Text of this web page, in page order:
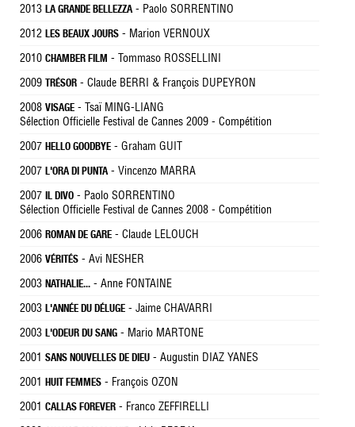
2013
LA GRANDE BELLEZZA- Paolo SORRENTINO
2012
LES BEAUX JOURS - Marion VERNOUX
2010 CHAMBER FILM - Tommaso ROSSELLINI
2009 TRÉSOR - Claude BERRI & François DUPEYRON
2008 VISAGE - Tsaï MING-LIANG
Sélection Officielle Festival de Cannes 2009 - Compétition
2007 HELLO GOODBYE - Graham GUIT
2007
L'ORA DI PUNTA- Vincenzo MARRA
2007
IL DIVO - Paolo SORRENTINO
Sélection Officielle Festival de Cannes 2008 - Compétition
2006 ROMAN DE GARE - Claude LELOUCH
2006 VÉRITÉS - Avi NESHER
2003 NATHALIE... - Anne FONTAINE
2003
L'ANNÉE DU DÉLUGE - Jaime CHAVARRI
2003
L'ODEUR DU SANG - Mario MARTONE
2001 SANS NOUVELLES DE DIEU - Augustin DIAZ YANES
2001 HUIT FEMMES - François OZON
2001 CALLAS FOREVER - Franco ZEFFIRELLI